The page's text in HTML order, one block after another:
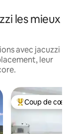
les mieux
avec jacuzzi
leur
Coups de cœur
Coup de cœur